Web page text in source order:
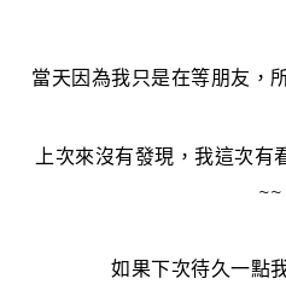
當天因為我只是在等朋友，
上次來沒有發現，我這次有
~~
如果下次待久一點